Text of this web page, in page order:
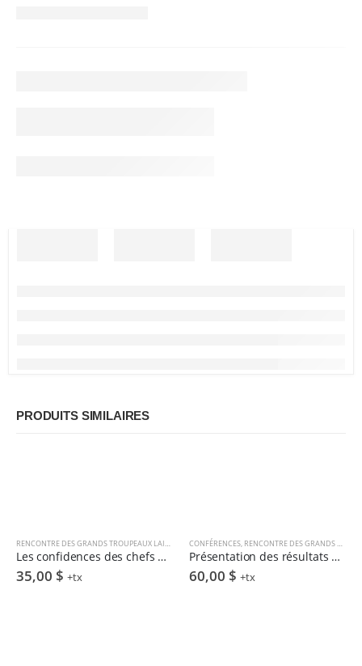
PRODUITS SIMILAIRES
RENCONTRE DES GRANDS TROUPEAUX LAITIERS
Les confidences des chefs d’entreprises laitières de grande envergure – M. Couture & C. Doyon
35,00 $ +tx
CONFÉRENCES, RENCONTRE DES GRANDS TROUPEAUX LAITIERS
Présentation des résultats de l’analyse de groupe 2020 – ROBOTS DE TRAITE – N. Matte & C. Collard
60,00 $ +tx